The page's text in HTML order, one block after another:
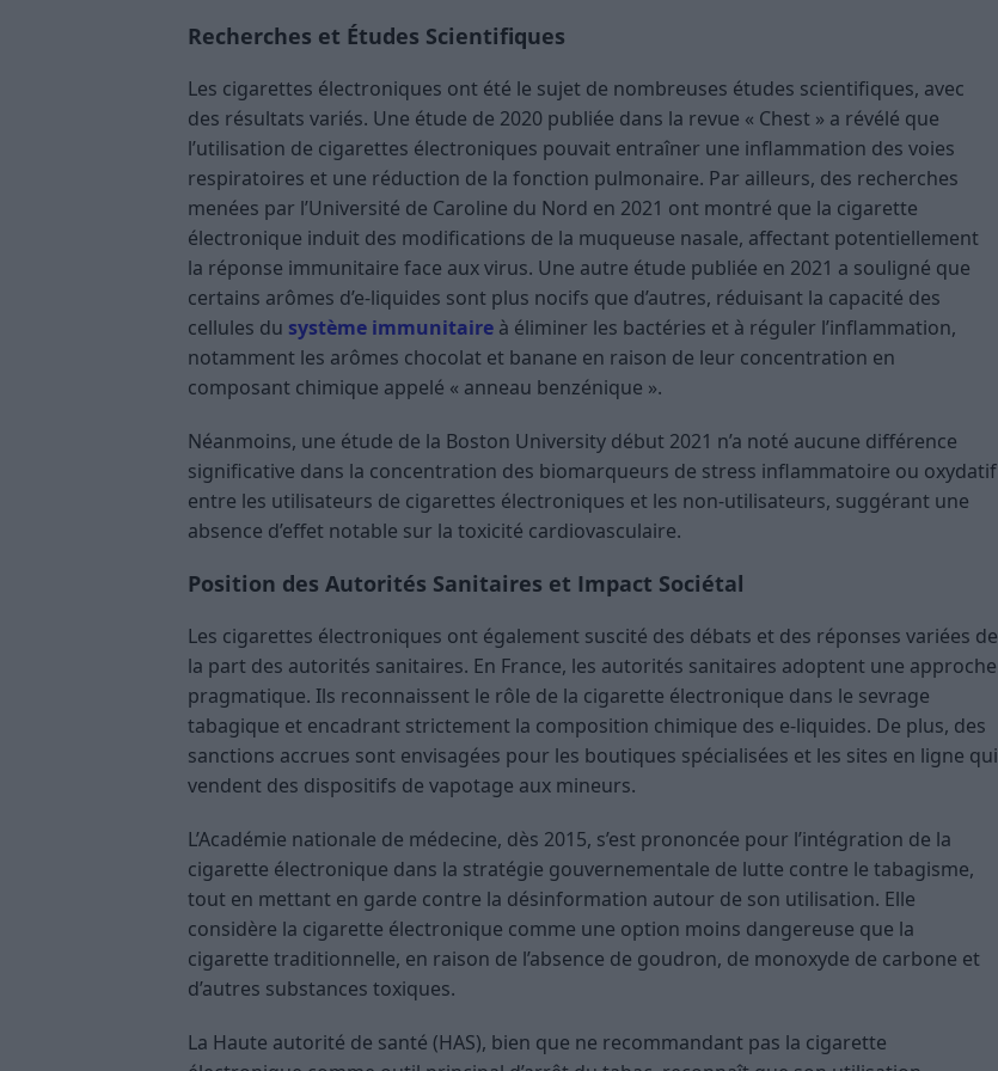
Recherches et Études Scientifiques
Les cigarettes électroniques ont été le sujet de nombreuses études scientifiques, avec
des résultats variés. Une étude de 2020 publiée dans la revue « Chest » a révélé que
l’utilisation de cigarettes électroniques pouvait entraîner une inflammation des voies
respiratoires et une réduction de la fonction pulmonaire​​. Par ailleurs, des recherches
menées par l’Université de Caroline du Nord en 2021 ont montré que la cigarette
électronique induit des modifications de la muqueuse nasale, affectant potentiellement
la réponse immunitaire face aux virus​​. Une autre étude publiée en 2021 a souligné que
certains arômes d’e-liquides sont plus nocifs que d’autres, réduisant la capacité des
cellules du système immunitaire à éliminer les bactéries et à réguler l’inflammation,
notamment les arômes chocolat et banane en raison de leur concentration en
composant chimique appelé « anneau benzénique »​​.
Néanmoins, une étude de la Boston University début 2021 n’a noté aucune différence
significative dans la concentration des biomarqueurs de stress inflammatoire ou oxydatif
entre les utilisateurs de cigarettes électroniques et les non-utilisateurs, suggérant une
absence d’effet notable sur la toxicité cardiovasculaire​​.
Position des Autorités Sanitaires et Impact Sociétal
Les cigarettes électroniques ont également suscité des débats et des réponses variées de
la part des autorités sanitaires. En France, les autorités sanitaires adoptent une approche
pragmatique. Ils reconnaissent le rôle de la cigarette électronique dans le sevrage
tabagique et encadrant strictement la composition chimique des e-liquides. De plus, des
sanctions accrues sont envisagées pour les boutiques spécialisées et les sites en ligne qui
vendent des dispositifs de vapotage aux mineurs​​.
L’Académie nationale de médecine, dès 2015, s’est prononcée pour l’intégration de la
cigarette électronique dans la stratégie gouvernementale de lutte contre le tabagisme,
tout en mettant en garde contre la désinformation autour de son utilisation​​. Elle
considère la cigarette électronique comme une option moins dangereuse que la
cigarette traditionnelle, en raison de l’absence de goudron, de monoxyde de carbone et
d’autres substances toxiques​​.
La Haute autorité de santé (HAS), bien que ne recommandant pas la cigarette